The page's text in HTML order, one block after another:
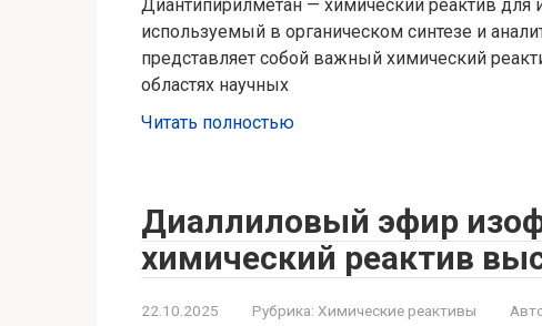
Диантипирилметан — химический реактив для
используемый в органическом синтезе и
представляет собой важный химический
областях научных
Читать полностью
Диаллиловый эфир
химический реактив
22.10.2025 Рубрика: Химические реактивы